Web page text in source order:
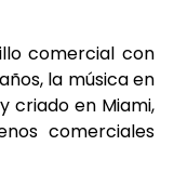
comercial con
la música en
criado en Miami,
comerciales